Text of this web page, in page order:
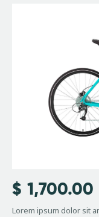
$ 1,700.00
Lorem ipsum dolor sit